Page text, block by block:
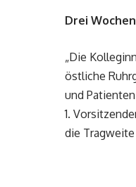
Drei
„Die
östliche
und
1.
die